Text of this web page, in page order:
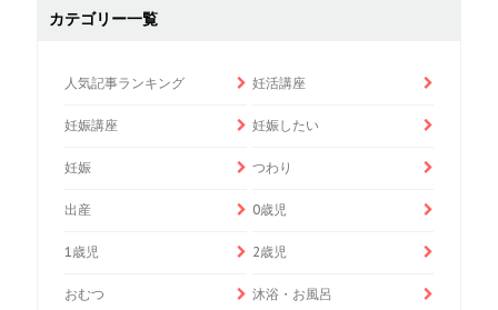
カテゴリー一覧
人気記事ランキング 妊活講座
妊娠講座 妊娠したい
妊娠 つわり
出産 0歳児
1歳児 2歳児
おむつ 沐浴・お風呂